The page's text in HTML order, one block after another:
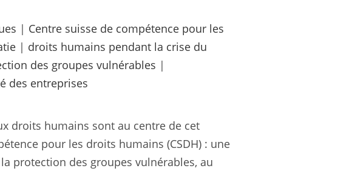
| Centre suisse de compétence pour les
| droits humains pendant la crise du
des groupes vulnérables |
des entreprises
droits humains sont au centre de cet
pour les droits humains (CSDH) : une
protection des groupes vulnérables, au